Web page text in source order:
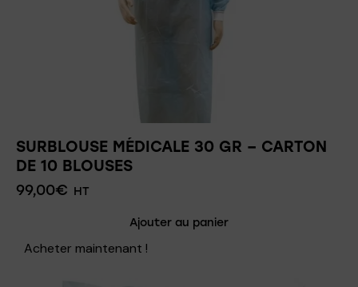
SURBLOUSE MÉDICALE 30 GR – CARTON
DE 10 BLOUSES
99,00€ HT
Ajouter au panier
Acheter maintenant !